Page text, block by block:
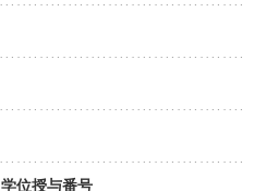
学位授与番号